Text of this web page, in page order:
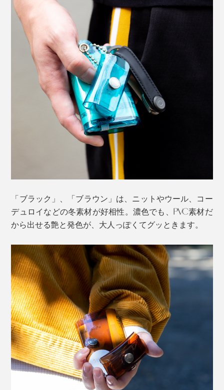
にキーホルダー感覚でコインケースを取り付けたり、運
動時のアクセサリーケースにしてもいいですね。
「ブラック」、「ブラウン」は、ニットやウール、コー
デュロイなどの冬素材が好相性。濃色でも、PVC素材だ
から出せる艶と発色が、大人っぽくてグッときます。